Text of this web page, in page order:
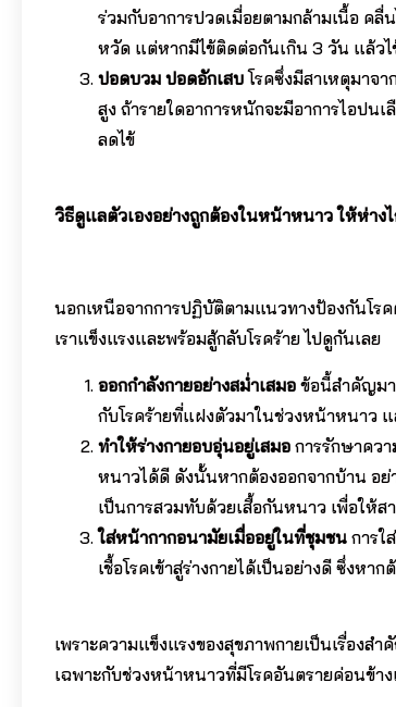
ร่วมกับอาการปวดเมื่อยตามกล้ามเนื้อ คลื่
หวัด แต่หากมีไข้ติดต่อกันเกิน 3 วัน แล้ว
ปอดบวม ปอดอักเสบโรคซึ่งมีสาเหตุมาจ
สูง ถ้ารายใดอาการหนักจะมีอาการไอป
ลดไข้
วิธีดูแลตัวเองอย่างถูกต้องในหน้าหนาว ให้ห่างไ
นอกเหนือจากการปฏิบัติตามแนวทางป้องกันโร
เราแข็งแรงและพร้อมสู้กลับโรคร้าย ไปดูกันเลย
ออกกำลังกายอย่างสม่ำเสมอ ข้อนี้สำคัญมา
กับโรคร้ายที่แฝงตัวมาในช่วงหน้าหนาว
ทำให้ร่างกายอบอุ่นอยู่เสมอ การรักษาคว
หนาวได้ดี ดังนั้นหากต้องออกจากบ้าน อย่
เป็นการสวมทับด้วยเสื้อกันหนาว เพื่อให้ส
ใส่หน้ากากอนามัยเมื่ออยู่ในที่ชุมชน การใ
เชื้อโรคเข้าสู่ร่างกายได้เป็นอย่างดี ซึ่งห
เพราะความแข็งแรงของสุขภาพกายเป็นเรื่องส
เฉพาะกับช่วงหน้าหนาวที่มีโรคอันตรายค่อนข้า